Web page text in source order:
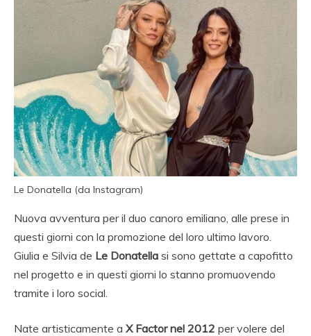
Le Donatella (da Instagram)
Nuova avventura per il duo canoro emiliano, alle prese in
questi giorni con la promozione del loro ultimo lavoro.
Giulia e Silvia de Le Donatella si sono gettate a capofitto
nel progetto e in questi giorni lo stanno promuovendo
tramite i loro social.
Nate artisticamente a X Factor nel 2012 per volere del